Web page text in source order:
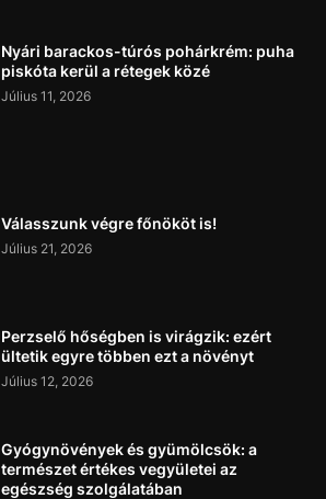
Nyári barackos-túrós pohárkrém: puha
piskóta kerül a rétegek közé
Július 11, 2026
Válasszunk végre főnököt is!
Július 21, 2026
Perzselő hőségben is virágzik: ezért
ültetik egyre többen ezt a növényt
Július 12, 2026
Gyógynövények és gyümölcsök: a
természet értékes vegyületei az
egészség szolgálatában